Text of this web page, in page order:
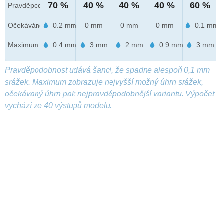
Pravděpod.
Očekáváno
Maximum
70 %
0.2 mm
0.4 mm
40 %
0 mm
3 mm
40 %
0 mm
2 mm
40 %
0 mm
0.9 mm
60 %
0.1 mm
3 mm
Pravděpodobnost udává šanci, že spadne alespoň 0,1 mm
srážek. Maximum zobrazuje nejvyšší možný úhrn srážek,
očekávaný úhrn pak nejpravděpodobnější variantu. Výpočet
vychází ze 40 výstupů modelu.